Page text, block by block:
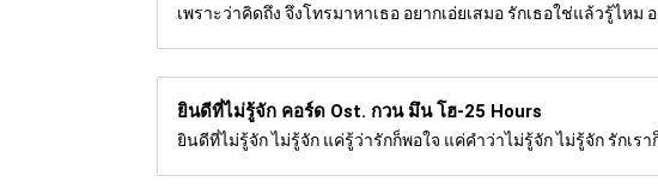
เพราะว่าคิดถึง จึงโทรมาหาเธอ อยากเอ่ยเสมอ รักเธอใช่แล้วรู้ไห
ยินดีที่ไม่รู้จัก คอร์ด Ost. กวน มึน โฮ-25 Hours
ยินดีที่ไม่รู้จัก ไม่รู้จัก แค่รู้ว่ารักก็พอใจ แค่คำว่าไม่รู้จัก ไม่รู้จัก รักเ